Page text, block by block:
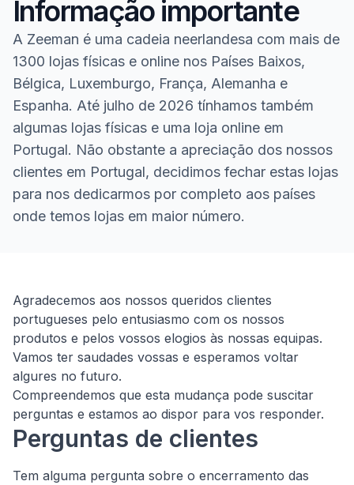
Informação importante
A Zeeman é uma cadeia neerlandesa com mais de
1300 lojas físicas e online nos Países Baixos,
Bélgica, Luxemburgo, França, Alemanha e
Espanha. Até julho de 2026 tínhamos também
algumas lojas físicas e uma loja online em
Portugal. Não obstante a apreciação dos nossos
clientes em Portugal, decidimos fechar estas lojas
para nos dedicarmos por completo aos países
onde temos lojas em maior número.
Homepage
Agradecemos aos nossos queridos clientes
portugueses pelo entusiasmo com os nossos
produtos e pelos vossos elogios às nossas equipas.
Vamos ter saudades vossas e esperamos voltar
algures no futuro.
Compreendemos que esta mudança pode suscitar
perguntas e estamos ao dispor para vos responder.
Perguntas de clientes
Tem alguma pergunta sobre o encerramento das